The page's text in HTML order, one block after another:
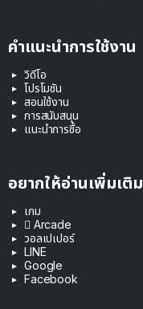
คำแนะนำการใช้งาน
วิดีโอ
โปรโมชัน
สอนใช้งาน
การสนับสนุน
แนะนำการซื้อ
อยากให้อ่านเพิ่มเติม
เกม
 Arcade
วอลเปเปอร์
LINE
Google
Facebook